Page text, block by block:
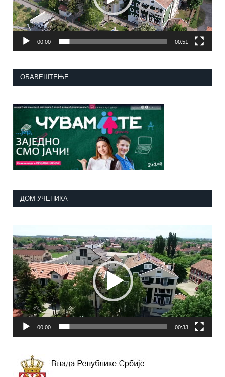
00:00 00:51
ОБАВЕШТЕЊЕ
ДОМ УЧЕНИКА
видео
записа
00:00 00:33